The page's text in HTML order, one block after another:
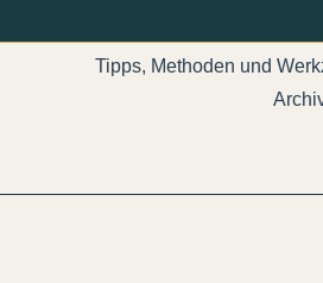
Tipps, Methoden und